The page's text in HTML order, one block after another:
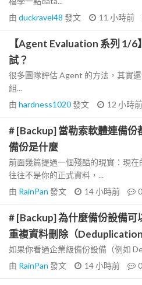
由 duckravel48 發文 11 小時前
【Agent Evaluation 系列 1/
試？
很多團隊評估 Agent 的方法，其實
組...
由 hardness1020發文 12 小時前
# [Backup] 當勒索軟體連備份
備份是什麼
前面幾篇提過一個殘酷的現實：現
往往不是你的正式資料，...
由 RainPan 發文 14 小時前 0
# [Backup] 為什麼備份設備可
重複資料刪除（Deduplication
如果你看過企業級備份設備（例如
由 RainPan 發文 14 小時前 0